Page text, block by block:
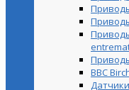
BBC